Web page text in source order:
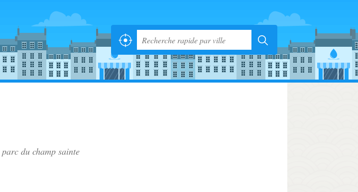
parc du champ sainte